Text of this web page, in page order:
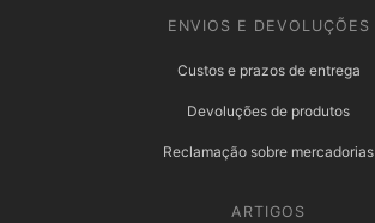
ENVIOS E DEVOLUÇÕES
Custos e prazos de entrega
Devoluções de produtos
Reclamação sobre mercadorias
ARTIGOS